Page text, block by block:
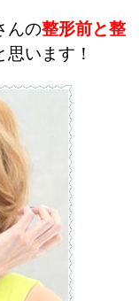
んの整形前と整
思います！